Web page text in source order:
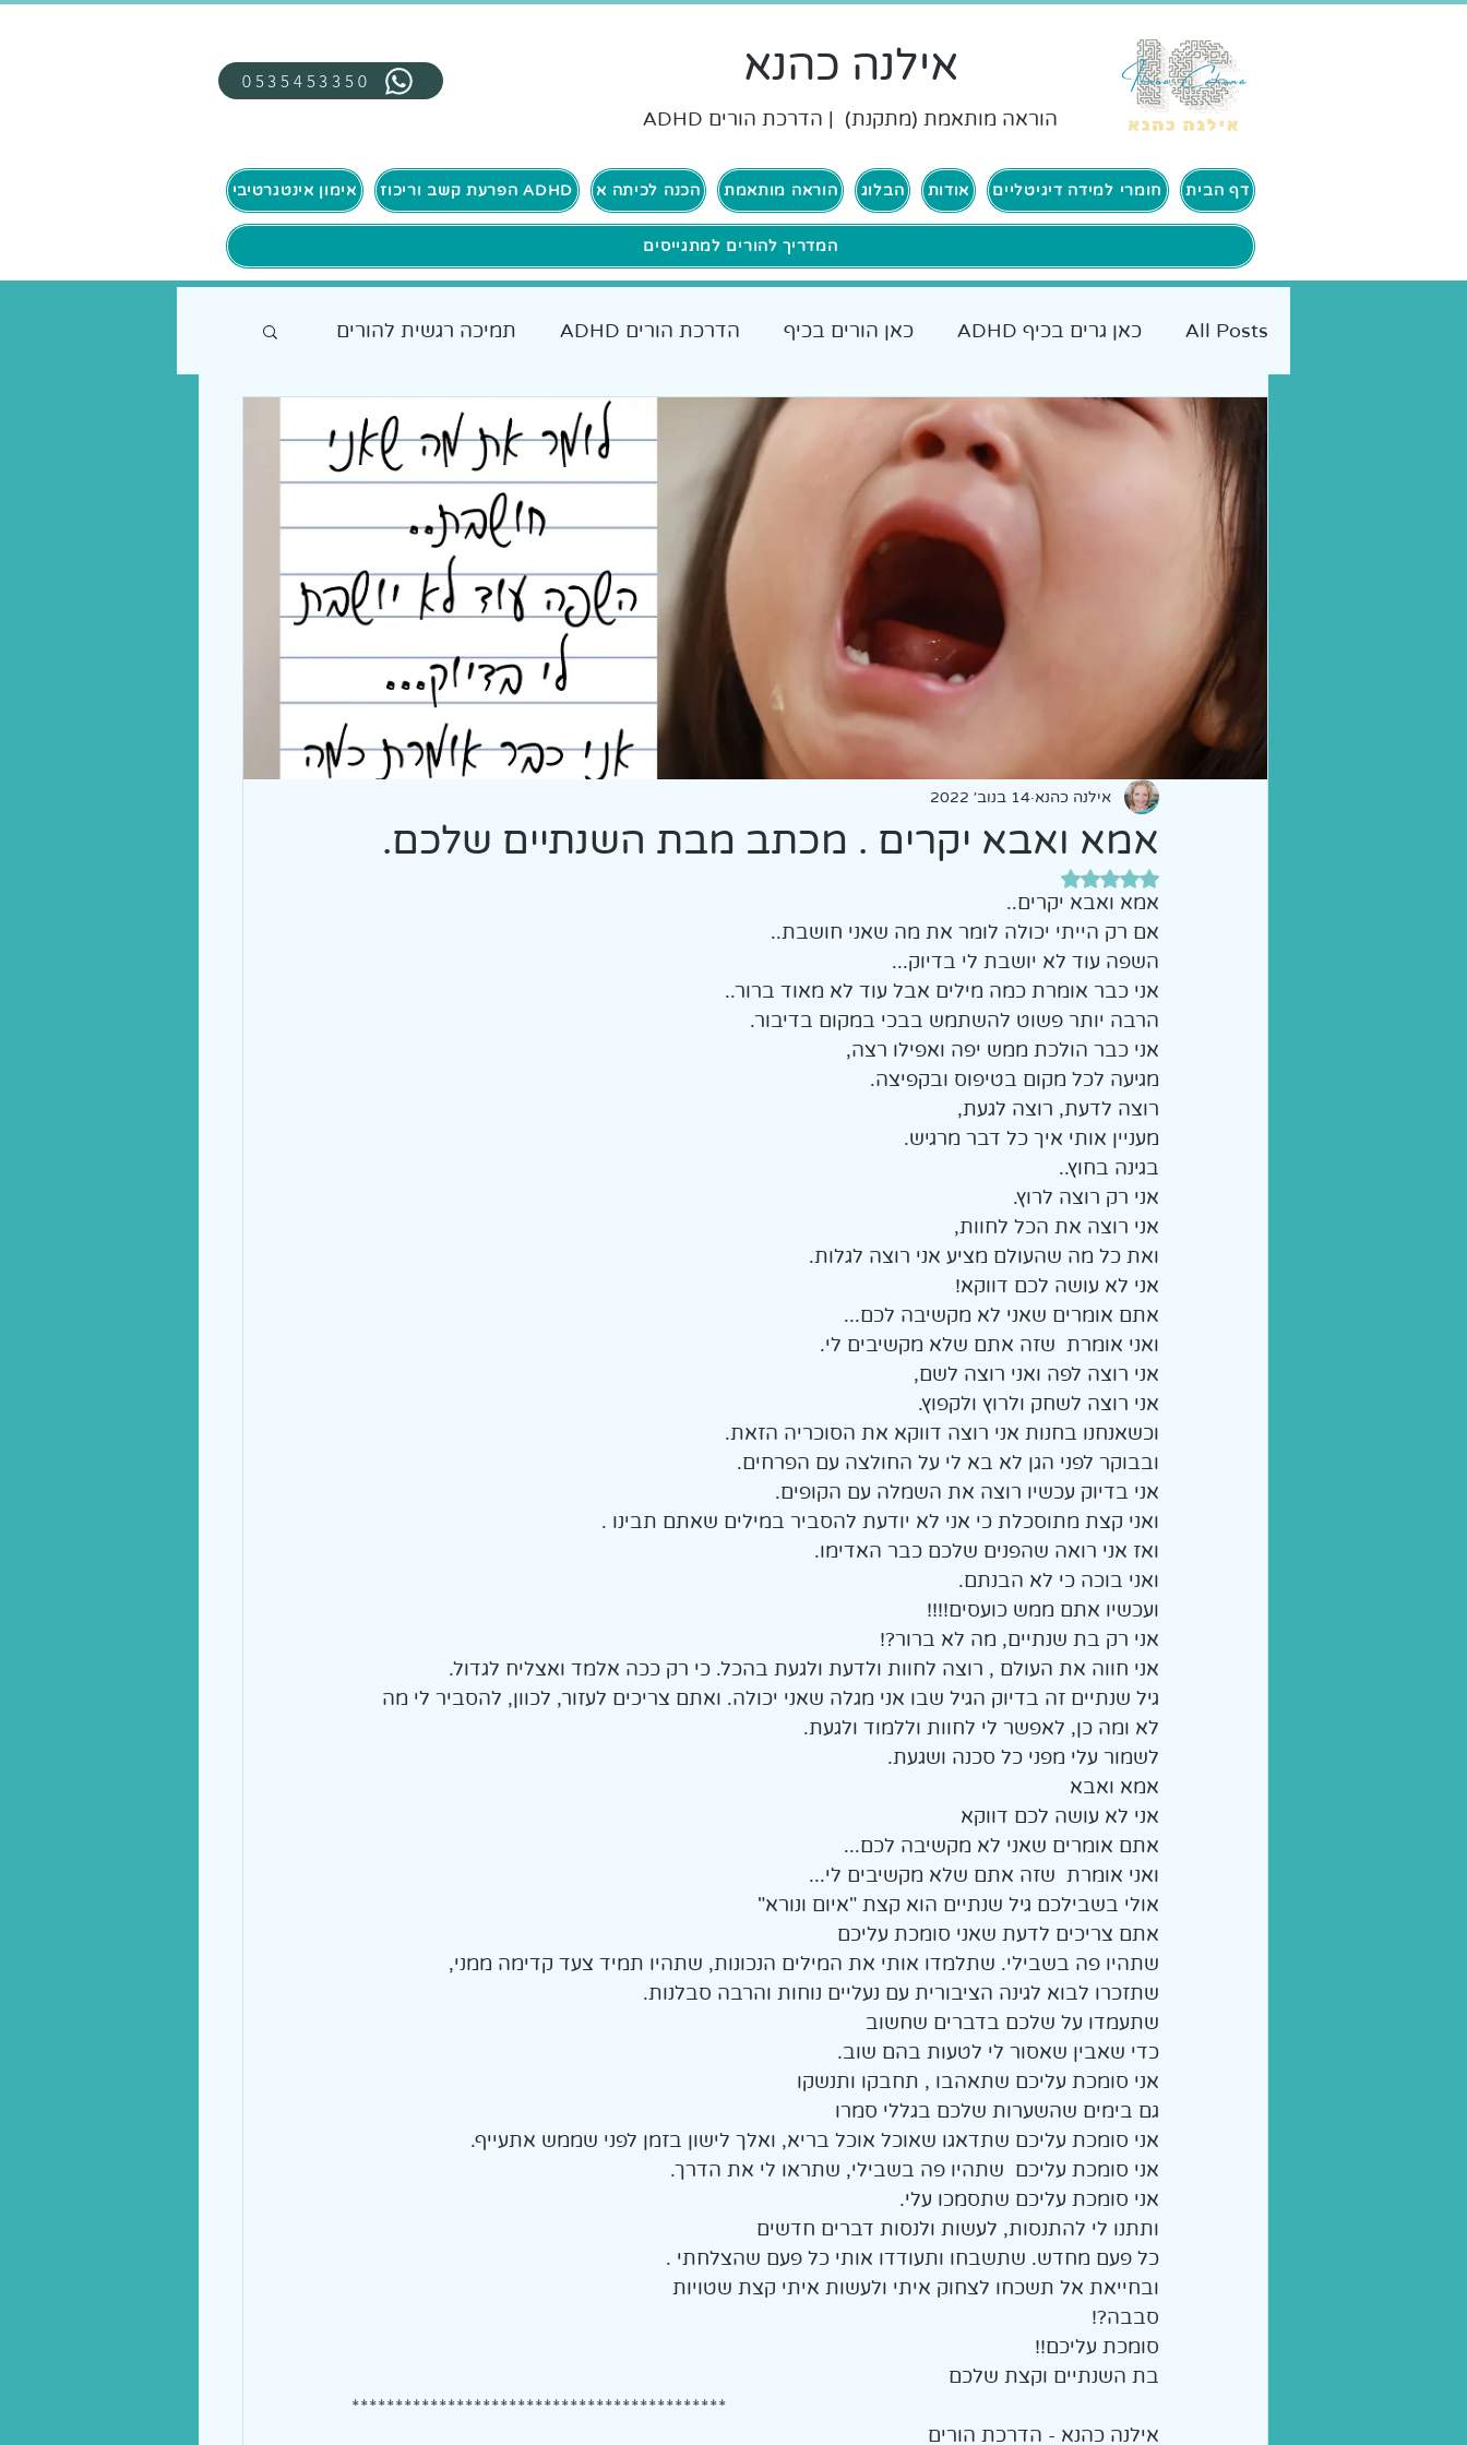
0535453350 אילנה כהנא
הוראה מותאמת (מתקנת) | הדרכת הורים ADHD
דף הבית חומרי למידה דיגיטליים אודות הבלוג הוראה מותאמת הכנה לכיתה א ADHD הפרעת קשב וריכוז אימון אינטגרטיבי
המדריך להורים למתגייסים
All Posts כאן גרים בכיף ADHD כאן הורים בכיף הדרכת הורים ADHD תמיכה רגשית להורים
אמא מטיילת כלים מעשיים להורים אבחונים והתאמות כאן גרים בכיף ADHD
הכנה לכיתה א' | הוראה מותאמת
אמא ואבא יקרים . מכתב מבת השנתיים שלכם.
אילנה כהנא 14 בנוב׳ 2022
דירוג של NaN מתוך 5 כוכבים
אמא ואבא יקרים..
אם רק הייתי יכולה לומר את מה שאני חושבת..
השפה עוד לא יושבת לי בדיוק...
אני כבר אומרת כמה מילים אבל עוד לא מאוד ברור..
הרבה יותר פשוט להשתמש בבכי במקום בדיבור.
אני כבר הולכת ממש יפה ואפילו רצה,
מגיעה לכל מקום בטיפוס ובקפיצה.
רוצה לדעת, רוצה לגעת,
מעניין אותי איך כל דבר מרגיש.
בגינה בחוץ..
אני רק רוצה לרוץ.
אני רוצה את הכל לחוות,
ואת כל מה שהעולם מציע אני רוצה לגלות.
אני לא עושה לכם דווקא!
אתם אומרים שאני לא מקשיבה לכם...
ואני אומרת  שזה אתם שלא מקשיבים לי.
אני רוצה לפה ואני רוצה לשם,
אני רוצה לשחק ולרוץ ולקפוץ.
וכשאנחנו בחנות אני רוצה דווקא את הסוכריה הזאת.
ובבוקר לפני הגן לא בא לי על החולצה עם הפרחים.
אני בדיוק עכשיו רוצה את השמלה עם הקופים.
ואני קצת מתוסכלת כי אני לא יודעת להסביר במילים שאתם תבינו .
ואז אני רואה שהפנים שלכם כבר האדימו.
ואני בוכה כי לא הבנתם.
ועכשיו אתם ממש כועסים!!!!
אני רק בת שנתיים, מה לא ברור?!
אני חווה את העולם , רוצה לחוות ולדעת ולגעת בהכל. כי רק ככה אלמד ואצליח לגדול.
גיל שנתיים זה בדיוק הגיל שבו אני מגלה שאני יכולה. ואתם צריכים לעזור, לכוון, להסביר לי מה
לא ומה כן, לאפשר לי לחוות וללמוד ולגעת.
לשמור עלי מפני כל סכנה ושגעת.
אמא ואבא
אני לא עושה לכם דווקא
אתם אומרים שאני לא מקשיבה לכם...
ואני אומרת  שזה אתם שלא מקשיבים לי...
אולי בשבילכם גיל שנתיים הוא קצת "איום ונורא"
אתם צריכים לדעת שאני סומכת עליכם
שתהיו פה בשבילי. שתלמדו אותי את המילים הנכונות, שתהיו תמיד צעד קדימה ממני,
שתזכרו לבוא לגינה הציבורית עם נעליים נוחות והרבה סבלנות.
שתעמדו על שלכם בדברים שחשוב
כדי שאבין שאסור לי לטעות בהם שוב.
אני סומכת עליכם שתאהבו , תחבקו ותנשקו
גם בימים שהשערות שלכם בגללי סמרו
אני סומכת עליכם שתדאגו שאוכל אוכל בריא, ואלך לישון בזמן לפני שממש אתעייף.
אני סומכת עליכם  שתהיו פה בשבילי, שתראו לי את הדרך.
אני סומכת עליכם שתסמכו עלי.
ותתנו לי להתנסות, לעשות ולנסות דברים חדשים
כל פעם מחדש. שתשבחו ותעודדו אותי כל פעם שהצלחתי .
ובחייאת אל תשכחו לצחוק איתי ולעשות איתי קצת שטויות
סבבה?!
סומכת עליכם!!
בת השנתיים וקצת שלכם
*******************************************
אילנה כהנא - הדרכת הורים